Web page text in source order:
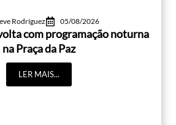
Rodríguez 05/08/2026
com programação noturna
na Praça da Paz
LER MAIS...